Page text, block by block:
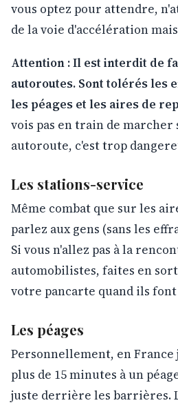
vous optez pour attendre,
de la voie d'accélération
Attention : Il est interdit de
autoroutes. Sont tolérés les
les péages et les aires de
vois pas en train de marcher
autoroute, c'est trop
Les stations-service
Même combat que sur les
parlez aux gens (sans les
Si vous n'allez pas à la
automobilistes, faites en
votre pancarte quand ils
Les péages
Personnellement, en France
plus de 15 minutes à un
juste derrière les barrières.